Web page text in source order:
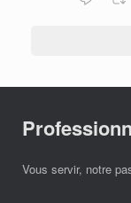
Vous servir, notre